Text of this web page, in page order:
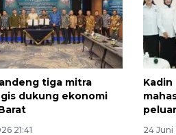
tiga mitra
dukung ekonomi
21:41 24 Juni